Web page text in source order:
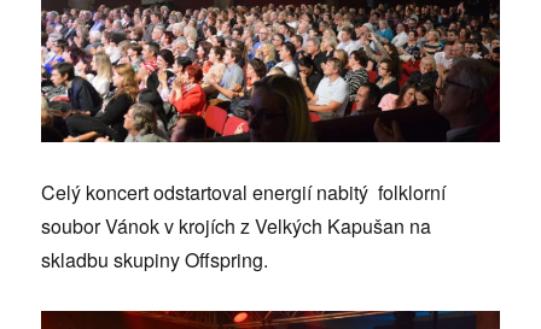
Celý koncert odstartoval energií nabitý folklorní
soubor Vánok v krojích z Velkých Kapušan na
skladbu skupiny Offspring.